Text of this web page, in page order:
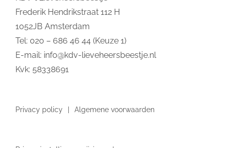
Frederik Hendrikstraat 112 H
1052JB Amsterdam
Tel: 020 – 686 46 44 (Keuze 1)
E-mail: info@kdv-lieveheersbeestje.nl
Kvk: 58338691
Privacy policy Algemene voorwaarden